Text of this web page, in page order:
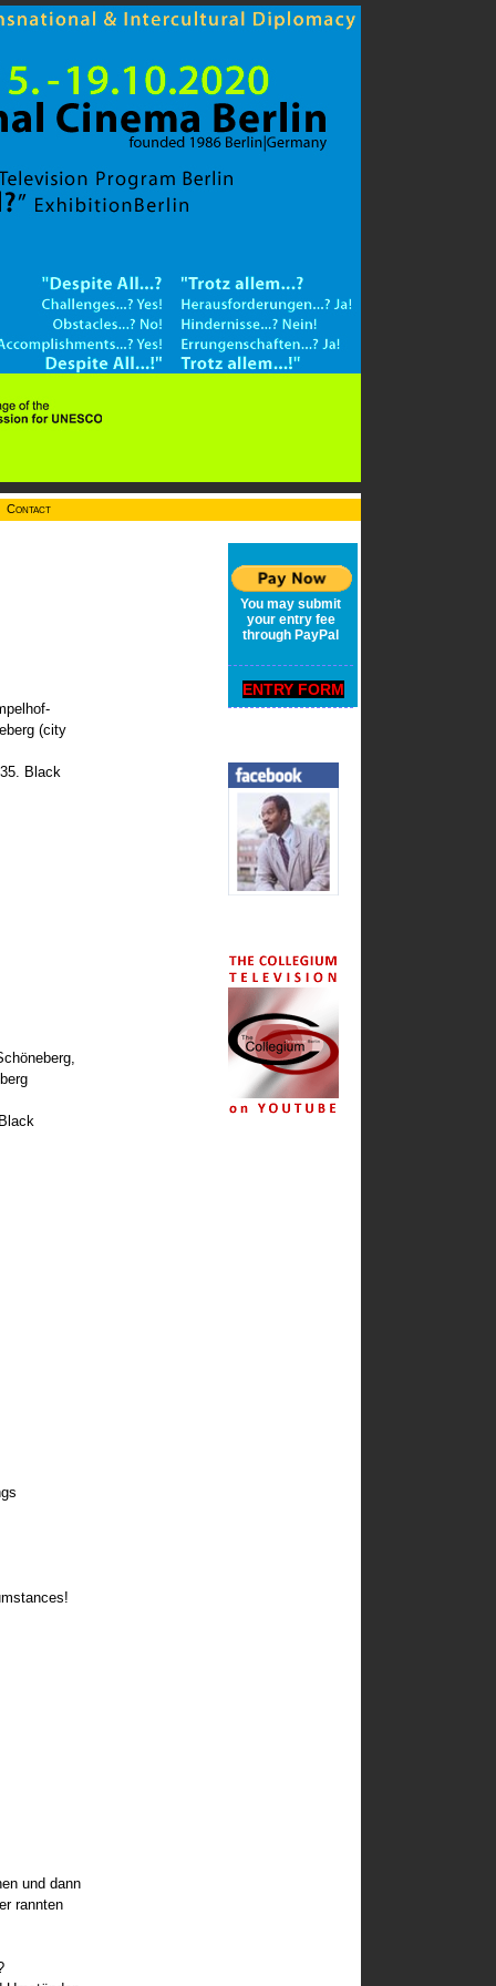
Contact
(city
Black
und dann
rannten
You may submit
your entry fee
through PayPal
ENTRY FORM